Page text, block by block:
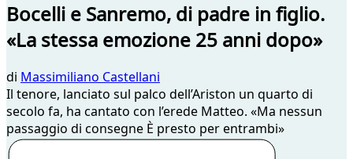
Bocelli e Sanremo, di padre in figlio.
«La stessa emozione 25 anni dopo»
di Massimiliano Castellani
Il tenore, lanciato sul palco dell’Ariston un quarto di
secolo fa, ha cantato con l’erede Matteo. «Ma nessun
passaggio di consegne È presto per entrambi»